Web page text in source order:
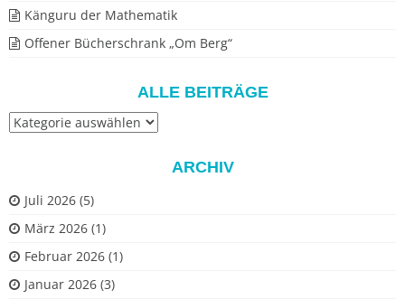
Känguru der Mathematik
Offener Bücherschrank „Om Berg“
ALLE BEITRÄGE
Alle
ARCHIV
Juli 2026 (5)
März 2026 (1)
Februar 2026 (1)
Januar 2026 (3)